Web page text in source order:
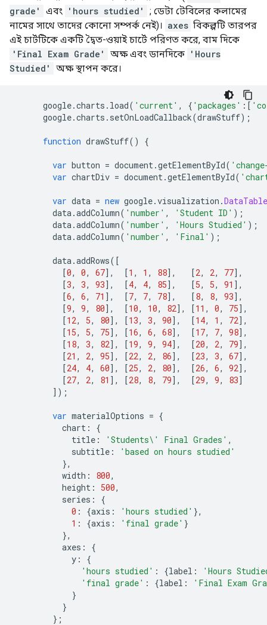
grade'
এবং 'hours studied'
; ডেটা টেবিলের কলামের
নামের সাথে তাদের কোনো সম্পর্ক নেই)। axes বিকল্পটি তারপর
এই চার্টটিকে একটি দ্বৈত-ওয়াই চার্টে পরিণত করে, বাম দিকে
'Final Exam Grade'
অক্ষ এবং ডানদিকে 'Hours
Studied'
অক্ষ স্থাপন করে।
google.charts . load( 'current' , { 'packages' :[
google.charts . setOnLoadCallback(drawStuff);
function drawStuff() {
var button = document.getElementById(
var chartDiv = document.getElementById(
var data = new google.visualization .DataTable
data.addColumn( 'number' , 'Student ID' );
data.addColumn( 'number' , 'Hours Studied' );
data.addColumn( 'number' , 'Final' );
data.addRows([
[0, 0, 67], [1 , 1 , 88], [2, 2, 77],
[3, 3, 93], [4, 4, 85], [5, 5, 91 ],
[6, 6, 71 ], [7, 7, 78], [8, 8, 93],
[9, 9, 80], [10, 10, 82], [11 , 0, 75],
[12, 5, 80], [13, 3, 90], [14, 1 , 72],
[15, 5, 75], [16, 6, 68], [17, 7, 98],
[18, 3, 82], [19, 9, 94], [20, 2, 79],
[21 , 2, 95], [22, 2, 86], [23, 3, 67],
[24, 4, 60], [25, 2, 80], [26, 6, 92],
[27, 2, 81 ], [28, 8, 79], [29, 9, 83]
]);
var materialOptions = {
chart :
{
title : 'Students\' Final Grades' ,
subtitle :
'based on hours studied'
},
width : 800,
height : 500,
series :
{
0 : {axis : 'hours studied' },
1 : {axis : 'final grade' }
},
axes :
{
y :
{
'hours studied' : {label :
'Hours
'final grade' : {label :
'Final Exam
}
}
};